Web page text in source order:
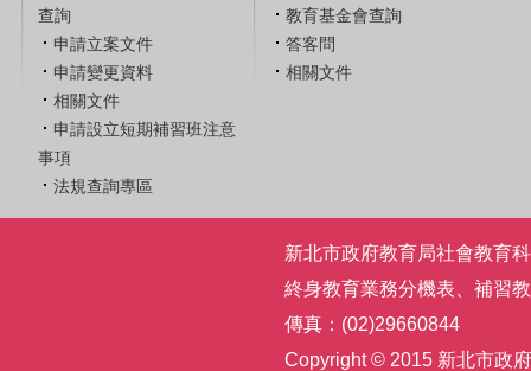
查詢
申請立案文件
申請變更資料
相關文件
申請設立短期補習班注意
事項
法規查詢專區
教育基金會查詢
答客問
相關文件
新北市政府教育局社會教育
終身教育業務分機表
補習
傳真：(02)29660844
Copyright © 2015 新北市政